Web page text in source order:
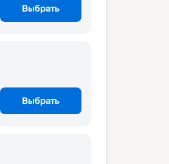
Выбрать
Выбрать